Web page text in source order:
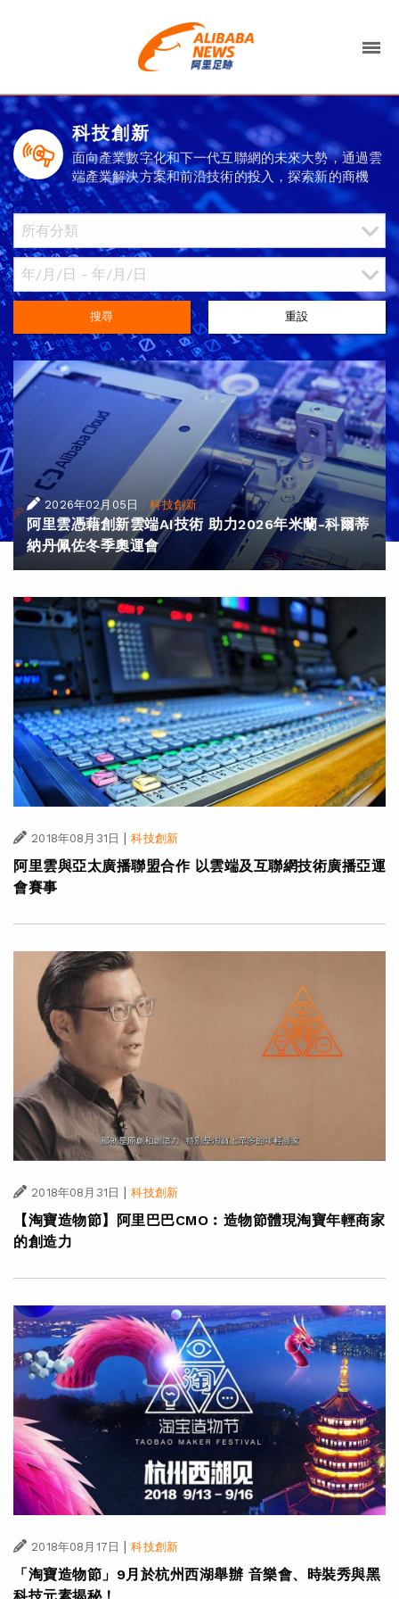
科技創新
面向產業數字化和下一代互聯網的未來大勢，通過雲
端產業解決方案和前沿技術的投入，探索新的商機
搜尋 重設
2026年02月05日 |科技創新
阿里雲憑藉創新雲端AI技術 助力2026年米蘭-科爾蒂
納丹佩佐冬季奧運會
2018年08月31日 | 科技創新
阿里雲與亞太廣播聯盟合作 以雲端及互聯網技術廣播亞運
會賽事
2018年08月31日 | 科技創新
【淘寶造物節】阿里巴巴CMO︰造物節體現淘寶年輕商家
的創造力
2018年08月17日 | 科技創新
「淘寶造物節」9月於杭州西湖舉辦 音樂會、時裝秀與黑